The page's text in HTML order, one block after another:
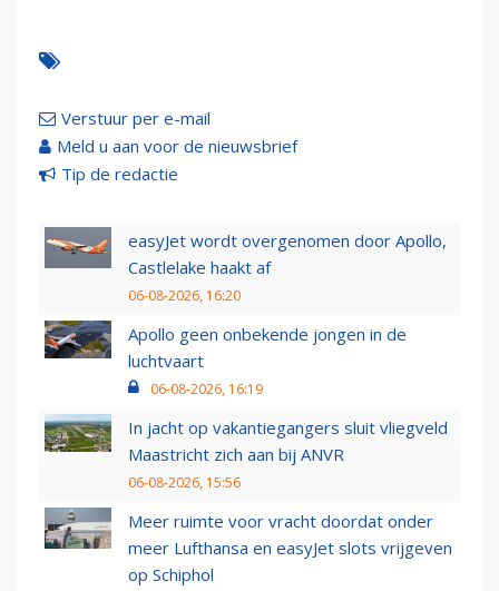
Verstuur per e-mail
Meld u aan voor de nieuwsbrief
Tip de redactie
easyJet wordt overgenomen door Apollo,
Castlelake haakt af
06-08-2026, 16:20
Apollo geen onbekende jongen in de
luchtvaart
06-08-2026, 16:19
In jacht op vakantiegangers sluit vliegveld
Maastricht zich aan bij ANVR
06-08-2026, 15:56
Meer ruimte voor vracht doordat onder
meer Lufthansa en easyJet slots vrijgeven
op Schiphol